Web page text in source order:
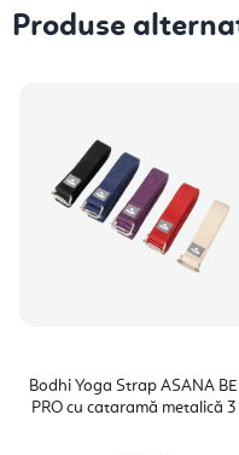
Produse
Bodhi Yoga Strap ASANA
PRO cu cataramă metalică 3